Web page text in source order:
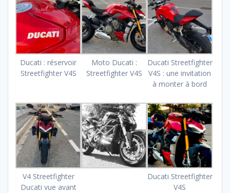
Ducati : réservoir
Streetfighter V4S
Moto Ducati :
Streetfighter V4S
Ducati Streetfighter
V4S : une invitation
à monter à bord
V4 Streetfighter
Ducati vue avant
Ducati Streetfighter
V4S